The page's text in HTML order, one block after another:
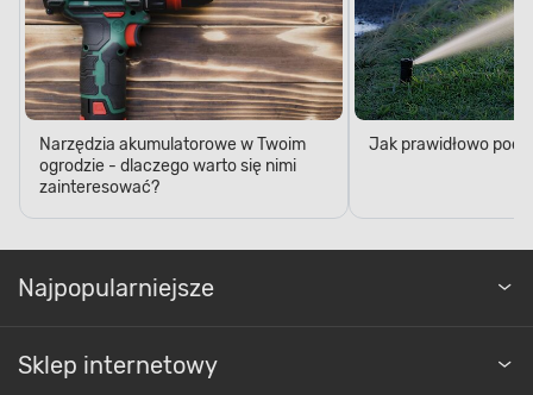
Narzędzia akumulatorowe w Twoim
ogrodzie - dlaczego warto się nimi
zainteresować?
Jak prawidłowo
Najpopularniejsze
Sklep internetowy